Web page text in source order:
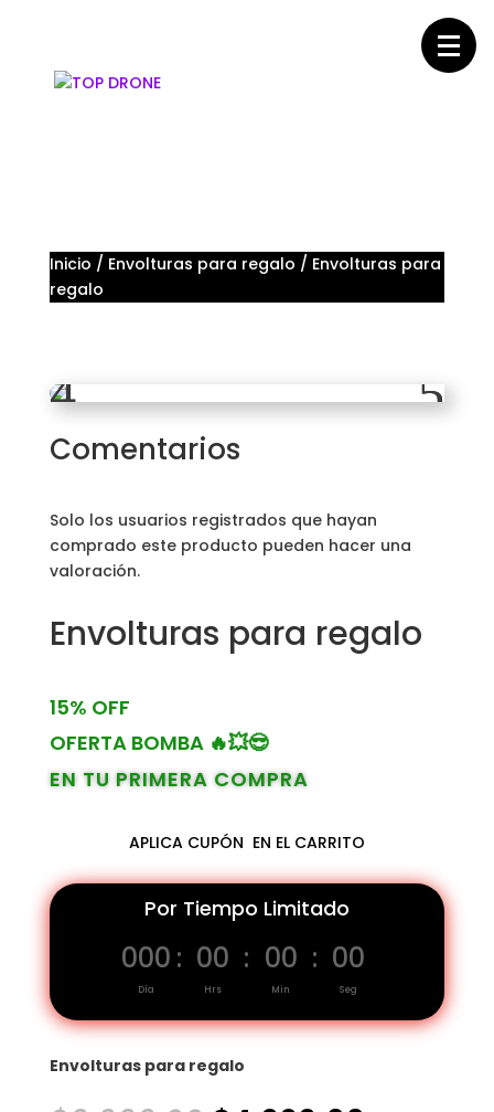
Inicio / Envolturas para regalo / Envolturas para
regalo
Comentarios
Solo los usuarios registrados que hayan
comprado este producto pueden hacer una
valoración.
Envolturas para regalo
15% OFF
OFERTA BOMBA 🔥💥😎
EN TU PRIMERA COMPRA
APLICA CUPÓN EN EL CARRITO
Por Tiempo Limitado
000
Día
: 00
Hrs
: 00
Min
: 00
Seg
Envolturas para regalo